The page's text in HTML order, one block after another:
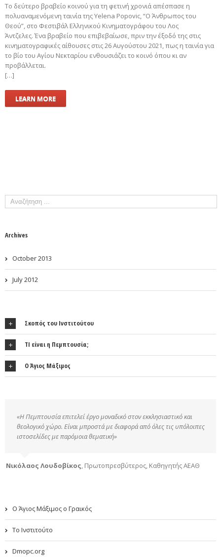
Το δεύτερο βραβείο κοινού για τη φετινή χρονιά απέσπασε η
πολυαναμενόμενη ταινία της Yelena Popovic, “Ο Άνθρωπος του
Θεού”, στο Φεστιβάλ Ελληνικού Κινηματογράφου του Λος
Άντζελες. Ένα βραβείο που επιβεβαίωσε, πριν την έξοδό της στις
κινηματογραφικές αίθουσες στις 26 Αυγούστου 2021, πως η ταινία για
το βίο του Αγίου Νεκταρίου ενθουσιάζει το κοινό όπου κι αν
προβάλλεται.
[…]
LEARN MORE
Archives
October 2013
July 2012
Σκοπός του Ινστιτούτου
ΤΙ είναι η Πεμπτουσία;
Ο Άγιος Μάξιμος
«Η Πεμπτουσία επιτελεί έργο μοναδικό στον εκκλησιαστικό και
θεολογικό χώρο. Είναι μπροστά με διαφορά από όλες τις υπόλοιπες
ιστοσελίδες με παρόμοια θεματική»
Νικόλαος Λουδοβίκος Πρωτοπρεσβύτερος, Καθηγητής ΑΕΑΘ
Ο Άγιος Μάξιμος ο Γραικός
Το Ινστιτούτο
Dmopc.org